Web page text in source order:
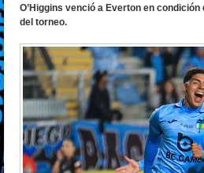
O’Higgins venció a Everton en
del torneo.